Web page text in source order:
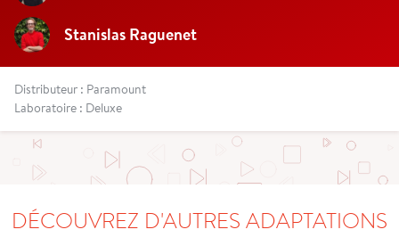
Stanislas Raguenet
Distributeur : Paramount
Laboratoire : Deluxe
DÉCOUVREZ D'AUTRES ADAPTATIONS